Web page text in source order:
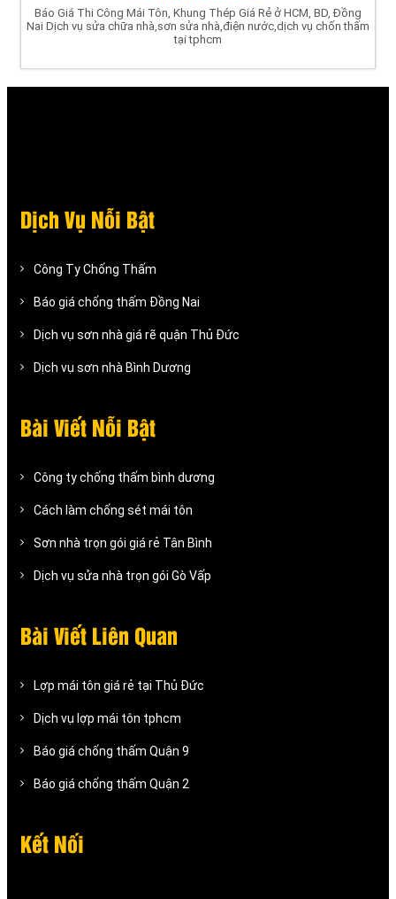
Báo Giá Thi Công Mái Tôn, Khung Thép Giá Rẻ ở HCM, BD, Đồng
Nai Dịch vụ sửa chữa nhà,sơn sửa nhà,điện nước,dịch vụ chốn thấm
tại tphcm
Dịch Vụ Nỗi Bật
Công Ty Chống Thấm
Báo giá chống thấm Đồng Nai
Dịch vụ sơn nhà giá rẽ quận Thủ Đức
Dịch vụ sơn nhà Bình Dương
Bài Viết Nỗi Bật
Công ty chống thấm bình dương
Cách làm chống sét mái tôn
Sơn nhà trọn gói giá rẻ Tân Bình
Dịch vụ sửa nhà trọn gói Gò Vấp
Bài Viết Liên Quan
Lợp mái tôn giá rẻ tại Thủ Đức
Dịch vụ lợp mái tôn tphcm
Báo giá chống thấm Quận 9
Báo giá chống thấm Quận 2
Kết Nối